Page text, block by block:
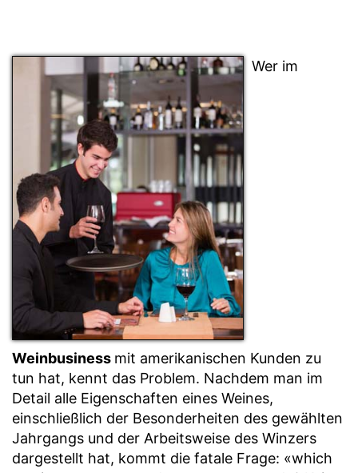
Wer im
Weinbusiness mit amerikanischen Kunden zu
tun hat, kennt das Problem. Nachdem man im
Detail alle Eigenschaften eines Weines,
einschließlich der Besonderheiten des gewählten
Jahrgangs und der Arbeitsweise des Winzers
dargestellt hat, kommt die fatale Frage: «which